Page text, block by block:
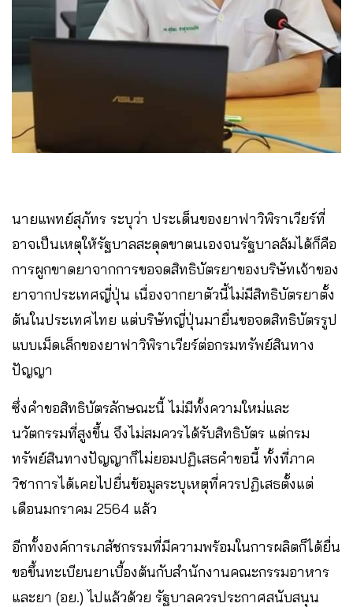
นายแพทย์สุภัทร ระบุว่า ประเด็นของยาฟาวิพิราเวียร์ที่
อาจเป็นเหตุให้รัฐบาลสะดุดขาตนเองจนรัฐบาลล้มได้ก็คือ
การผูกขาดยาจากการขอจดสิทธิบัตรยาของบริษัทเจ้าของ
ยาจากประเทศญี่ปุ่น เนื่องจากยาตัวนี้ไม่มีสิทธิบัตรยาตั้ง
ต้นในประเทศไทย แต่บริษัทญี่ปุ่นมายื่นขอจดสิทธิบัตรรูป
แบบเม็ดเล็กของยาฟาวิพิราเวียร์ต่อกรมทรัพย์สินทาง
ปัญญา
ซึ่งคำขอสิทธิบัตรลักษณะนี้ ไม่มีทั้งความใหม่และ
นวัตกรรมที่สูงขึ้น จึงไม่สมควรได้รับสิทธิบัตร แต่กรม
ทรัพย์สินทางปัญญาก็ไม่ยอมปฏิเสธคำขอนี้ ทั้งที่ภาค
วิชาการได้เคยไปยื่นข้อมูลระบุเหตุที่ควรปฏิเสธตั้งแต่
เดือนมกราคม 2564 แล้ว
อีกทั้งองค์การเภสัชกรรมที่มีความพร้อมในการผลิตก็ได้ยื่น
ขอขึ้นทะเบียนยาเบื้องต้นกับสำนักงานคณะกรรมอาหาร
และยา (อย.) ไปแล้วด้วย รัฐบาลควรประกาศสนับสนุน